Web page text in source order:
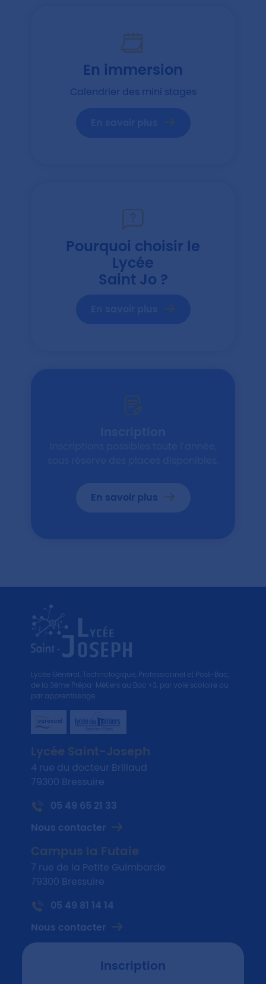
En immersion
Calendrier des mini stages
Pourquoi choisir le
Lycée
Saint Jo ?
En savoir plus
Lycée Général, Technologique, Professionnel et Post-Bac,
de la 3ème Prépa-Métiers au Bac +3, par voie scolaire ou
par apprentissage.
Lycée Saint-Joseph
4 rue du docteur Brillaud
79300 Bressuire
05 49 65 21 33
Nous contacter
Campus la Futaie
7 rue de la Petite Guimbarde
79300 Bressuire
05 49 81 14 14
Nous contacter
Inscription